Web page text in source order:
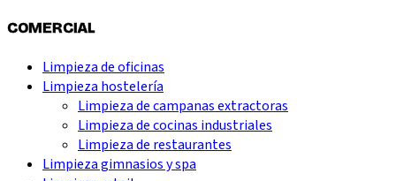
COMERCIAL
Limpieza de oficinas
Limpieza hostelería
Limpieza de campanas extractoras
Limpieza de cocinas industriales
Limpieza de restaurantes
Limpieza gimnasios y spa